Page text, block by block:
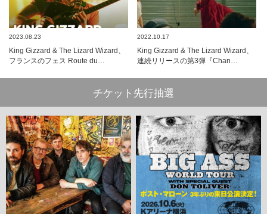
2023.08.23
King Gizzard & The Lizard Wizard、
フランスのフェス Route du…
2022.10.17
King Gizzard & The Lizard Wizard、
連続リリースの第3弾『Chan…
チケット先行抽選